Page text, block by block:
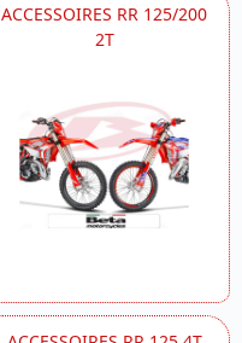
ACCESSOIRES RR 125/200
2T